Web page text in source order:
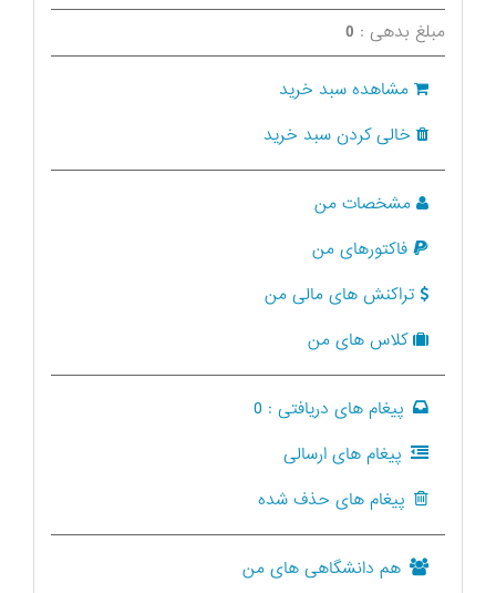
مبلغ بدهی : 0
مشاهده سبد خرید
خالی کردن سبد خرید
مشخصات من
فاکتورهای من
تراکنش های مالی من
کلاس های من
پیغام های دریافتی : 0
پیغام های ارسالی
پیغام های حذف شده
هم دانشگاهی های من